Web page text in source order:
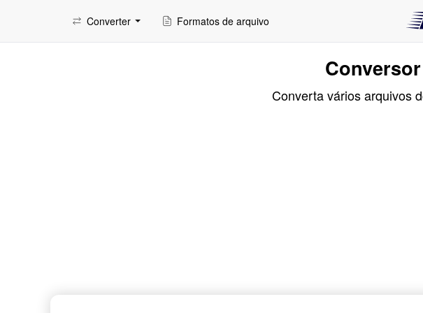
Converter Formatos de arquivo
Converta vários arquivos